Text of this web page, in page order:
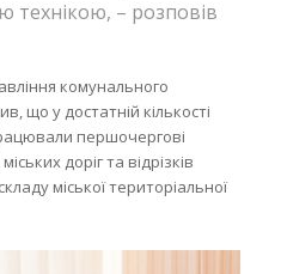
технікою, – розповів
комунального
що у достатній кількості
першочергові
доріг та відрізків
міської територіальної